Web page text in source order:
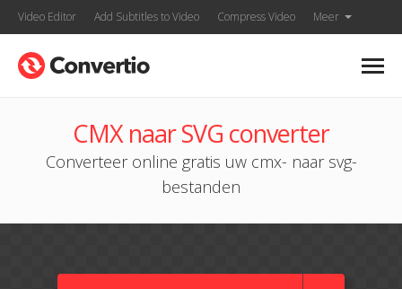
Video Editor Add Subtitles to Video Compress Video Meer
CMX naar SVG converter
Converteer online gratis uw cmx- naar svg-
bestanden